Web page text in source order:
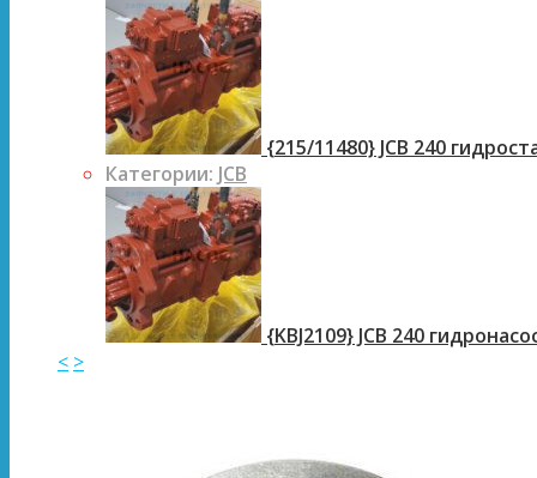
{215/11480} JCB 240
Категории: JCB
{KBJ2109} JCB 240
< >